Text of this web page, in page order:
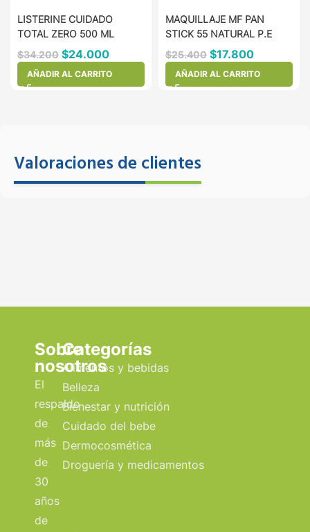
LISTERINE CUIDADO
TOTAL ZERO 500 ML
$34.200 $24.000
AÑADIR AL CARRITO
MAQUILLAJE MF PAN
STICK 55 NATURAL P.E
$25.400 $17.800
AÑADIR AL CARRITO
Valoraciones de clientes
Sobre
nosotros
El
respaldo
de
más
de
30
años
de
Categorías
Alimentos y bebidas
Belleza
Bienestar y nutrición
Cuidado del bebe
Dermocosmética
Droguería y medicamentos